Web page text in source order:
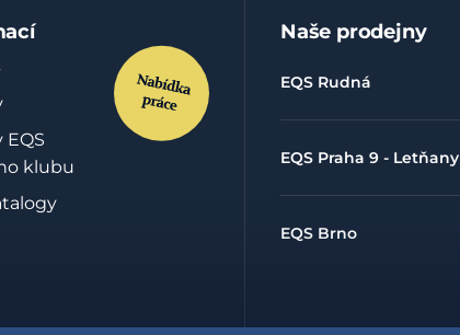
klubu
Naše prodejny
EQS Rudná
EQS Praha 9 - Letňany
EQS Brno